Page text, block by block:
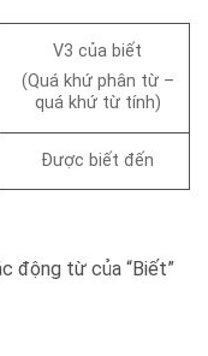
V3 của biết
(Quá khứ phân từ –
quá khứ từ tính)
Được biết đến
động từ của “Biết”